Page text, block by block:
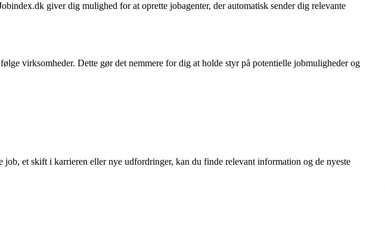
giver dig mulighed for at oprette jobagenter, der automatisk sender dig relevante
virksomheder. Dette gør det nemmere for dig at holde styr på potentielle jobmuligheder og
et skift i karrieren eller nye udfordringer, kan du finde relevant information og de nyeste